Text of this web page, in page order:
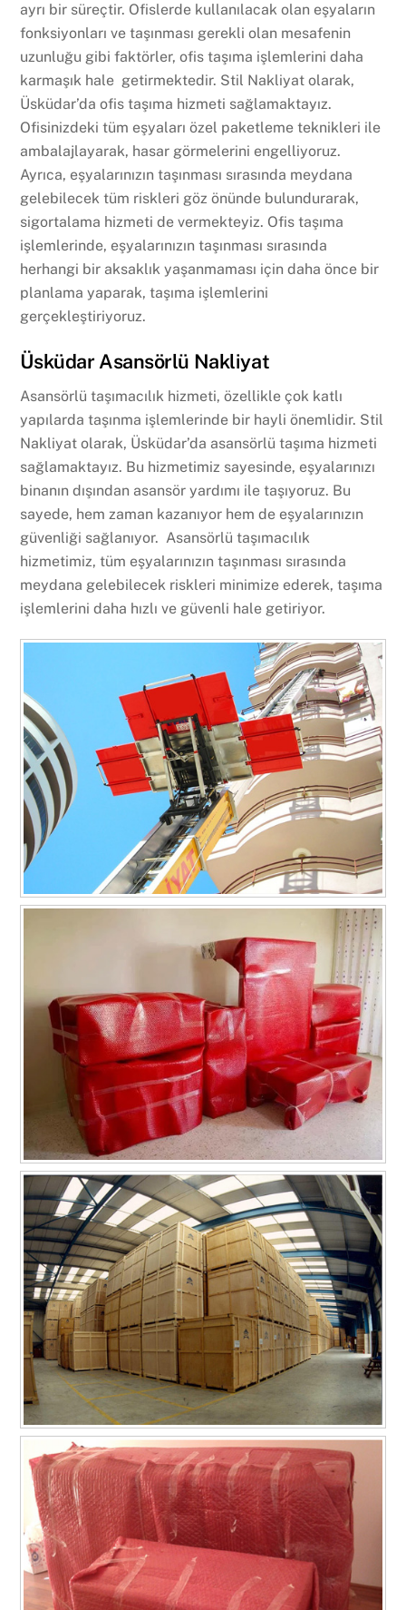
ayrı bir süreçtir. Ofislerde kullanılacak olan eşyaların
fonksiyonları ve taşınması gerekli olan mesafenin
uzunluğu gibi faktörler, ofis taşıma işlemlerini daha
karmaşık hale getirmektedir. Stil Nakliyat olarak,
Üsküdar’da ofis taşıma hizmeti sağlamaktayız.
Ofisinizdeki tüm eşyaları özel paketleme teknikleri ile
ambalajlayarak, hasar görmelerini engelliyoruz.
Ayrıca, eşyalarınızın taşınması sırasında meydana
gelebilecek tüm riskleri göz önünde bulundurarak,
sigortalama hizmeti de vermekteyiz. Ofis taşıma
işlemlerinde, eşyalarınızın taşınması sırasında
herhangi bir aksaklık yaşanmaması için daha önce bir
planlama yaparak, taşıma işlemlerini
gerçekleştiriyoruz.
Üsküdar Asansörlü Nakliyat
Asansörlü taşımacılık hizmeti, özellikle çok katlı
yapılarda taşınma işlemlerinde bir hayli önemlidir. Stil
Nakliyat olarak, Üsküdar’da asansörlü taşıma hizmeti
sağlamaktayız. Bu hizmetimiz sayesinde, eşyalarınızı
binanın dışından asansör yardımı ile taşıyoruz. Bu
sayede, hem zaman kazanıyor hem de eşyalarınızın
güvenliği sağlanıyor. Asansörlü taşımacılık
hizmetimiz, tüm eşyalarınızın taşınması sırasında
meydana gelebilecek riskleri minimize ederek, taşıma
işlemlerini daha hızlı ve güvenli hale getiriyor.